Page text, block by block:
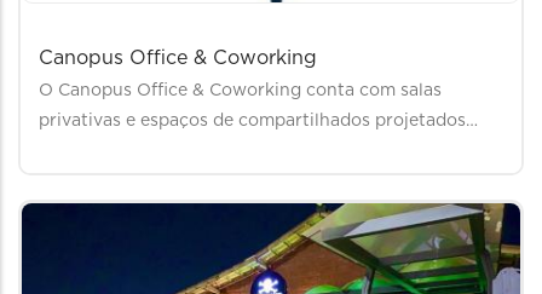
Canopus Office & Coworking
O Canopus Office & Coworking conta com salas
privativas e espaços de compartilhados projetados…